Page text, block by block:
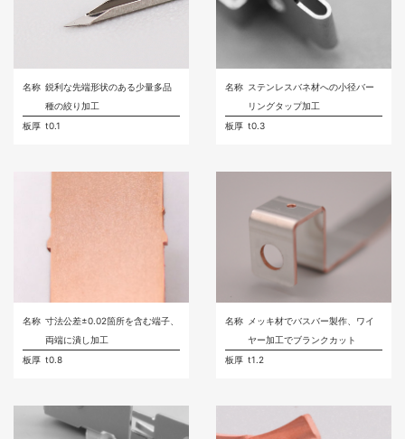
名称 鋭利な先端形状のある少量多品
種の絞り加工
板厚 t0.1
名称 ステンレスバネ材への小径バー
リングタップ加工
板厚 t0.3
名称 寸法公差±0.02箇所を含む端子、
両端に潰し加工
板厚 t0.8
名称
メッキ材でバスバー製作、ワイ
ヤー加工でブランクカット
板厚 t1.2